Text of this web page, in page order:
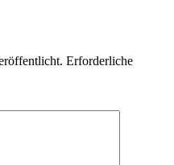
Erforderliche